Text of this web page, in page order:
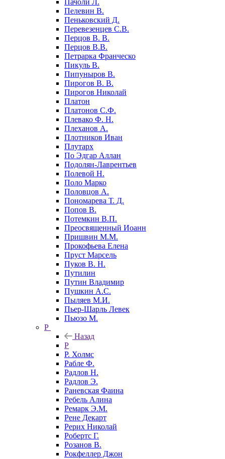
Пачоли Л.
Пелевин В.
Пеньковский Д.
Перевезенцев С.В.
Перцов В. В.
Перцов В.В.
Петрарка Франческо
Пикуль В.
Пипуныров В.
Пирогов В. В.
Пирогов Николай
Платон
Платонов С.Ф.
Плевако Ф. Н.
Плеханов А.
Плотников Иван
Плутарх
По Эдгар Аллан
Подолян-Лаврентьев
Полевой Н.
Поло Марко
Половцов А.
Пономарева Т. Д.
Попов В.
Потемкин В.П.
Преосвященный Иоанн
Пришвин М.М.
Прокофьева Елена
Пруст Марсель
Пуков В. Н.
Путилин
Путин Владимир
Пушкин А.С.
Пыляев М.И.
Пьер-Шарль Левек
Пьюзо М.
Р
Назад
Р
Р. Холмс
Рабле Ф.
Радлов Н.
Радлов Э.
Раневская Фаина
Ребель Алина
Ремарк Э.М.
Рене Декарт
Рерих Николай
Робертс Г.
Розанов В.
Рокфеллер Джон